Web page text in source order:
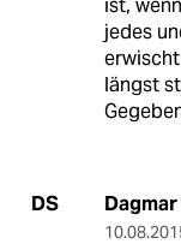
ist,
jedes
längst
DS